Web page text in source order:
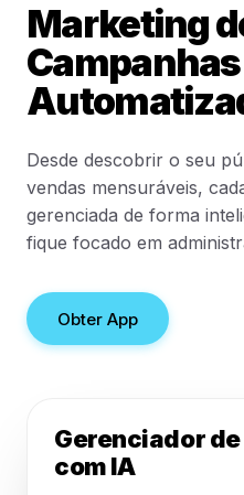
Marketing
Campanhas
Desde descobrir o seu
vendas mensuráveis,
gerenciada de forma
fique focado em
Obter App
Gerenciador
com IA